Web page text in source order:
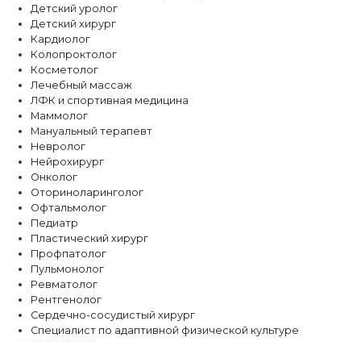
Детский уролог
Детский хирург
Кардиолог
Колопроктолог
Косметолог
Лечебный массаж
ЛФК и спортивная медицина
Маммолог
Мануальный терапевт
Невролог
Нейрохирург
Онколог
Оториноларинголог
Офтальмолог
Педиатр
Пластический хирург
Профпатолог
Пульмонолог
Ревматолог
Рентгенолог
Сердечно-сосудистый хирург
Специалист по адаптивной физической культуре